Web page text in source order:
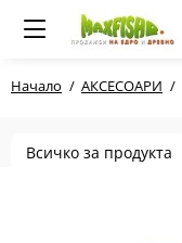
Начало АКСЕСОАРИ
Всичко за продукта